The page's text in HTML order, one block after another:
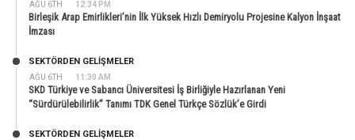
AĞU 6TH 12:34 PM
Birleşik Arap Emirlikleri’nin İlk Yüksek Hızlı Demiryolu Projesine Kalyon İnşaat
İmzası
AĞU 6TH 11:30 AM
SEKTÖRDEN GELIŞMELER
SKD Türkiye ve Sabancı Üniversitesi İş Birliğiyle Hazırlanan Yeni
“Sürdürülebilirlik” Tanımı TDK Genel Türkçe Sözlük’e Girdi
SEKTÖRDEN GELIŞMELER